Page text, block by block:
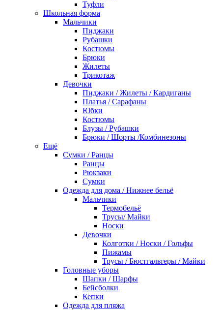
Туфли
Школьная форма
Мальчики
Пиджаки
Рубашки
Костюмы
Брюки
Жилеты
Трикотаж
Девочки
Пиджаки / Жилеты / Кардиганы
Платья / Сарафаны
Юбки
Костюмы
Блузы / Рубашки
Брюки / Шорты /Комбинезоны
Ещё
Сумки / Ранцы
Ранцы
Рюкзаки
Сумки
Одежда для дома / Нижнее бельё
Мальчики
Термобельё
Трусы/ Майки
Носки
Девочки
Колготки / Носки / Гольфы
Пижамы
Трусы / Бюстгальтеры / Майки
Головные уборы
Шапки / Шарфы
Бейсболки
Кепки
Одежда для пляжа